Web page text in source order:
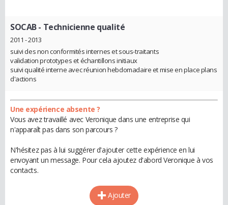
SOCAB- Technicienne qualité
2011 - 2013
suivi des non conformités internes et sous-traitants
validation prototypes et échantillons initiaux
suivi qualité interne avec réunion hebdomadaire et mise en place plans
d'actions
Une expérience absente ?
Vous avez travaillé avec Veronique dans une entreprise qui
n'apparaît pas dans son parcours ?
N'hésitez pas à lui suggérer d'ajouter cette expérience en lui
envoyant un message. Pour cela ajoutez d'abord Veronique à vos
contacts.
Ajouter